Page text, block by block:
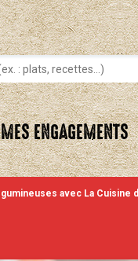
MES ENGAGEMENTS
avec La Cuisine